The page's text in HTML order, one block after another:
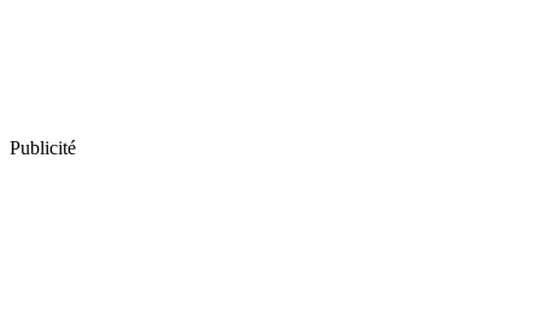
Publicité